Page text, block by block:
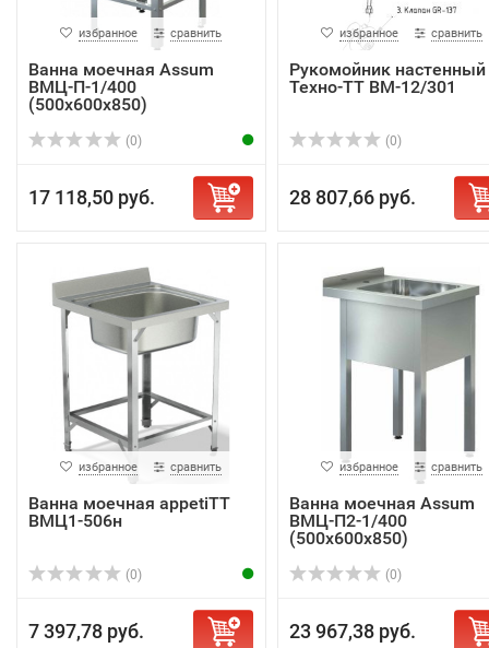
избранное сравнить
Ванна моечная Assum
ВМЦ-П-1/400
(500х600х850)
(0)
17 118,50 руб.
избранное сравнить
Рукомойник настенный
Техно-ТТ ВМ-12/301
(0)
28 807,66 руб.
избранное сравнить
Ванна моечная appetiTT
ВМЦ1-506н
(0)
7 397,78 руб.
избранное сравнить
Ванна моечная Assum
ВМЦ-П2-1/400
(500х600х850)
(0)
23 967,38 руб.